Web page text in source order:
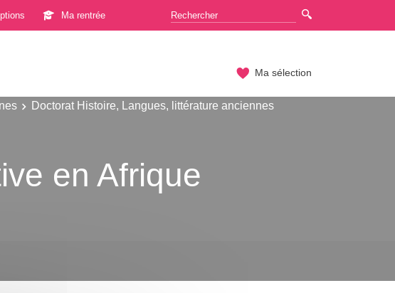
Ma rentrée
Ma sélection
Doctorat Histoire, Langues, littérature anciennes
en Afrique